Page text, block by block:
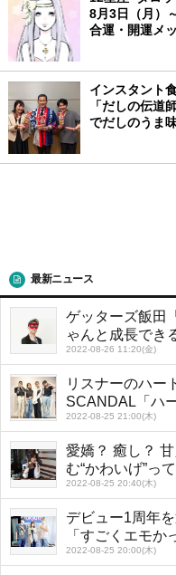
8月3日（月）
合運・開運メ
インスタント
「だしの伝道
でだしのうま
最新ニュース
ゲッターズ飯田
ゃんと成長でき
2022-08-26 11:20(金)
リスナーのハー
SCANDAL「ハ
2022-08-25 21:00(木)
愛嬌？ 癒し？
む“かわいげ”っ
2022-08-25 20:40(木)
デビュー1周年
「すごくエモか
2022-08-25 20:00(木)